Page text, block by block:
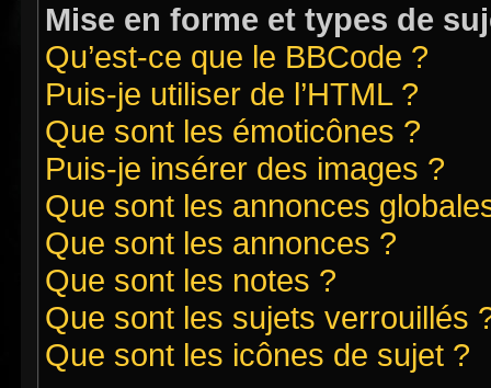
Mise en forme et types de
Qu’est-ce que le BBCode ?
Puis-je utiliser de l’HTML ?
Que sont les émoticônes ?
Puis-je insérer des images ?
Que sont les annonces
Que sont les annonces ?
Que sont les notes ?
Que sont les sujets verrouillés
Que sont les icônes de sujet ?